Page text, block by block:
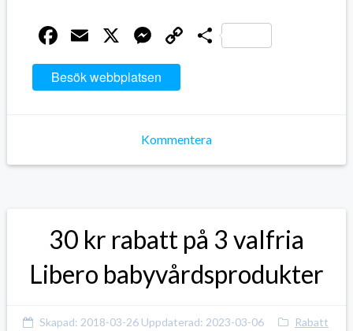
Facebook
Email
X Messenger
CopyDela
Besök webbplatsen
Kommentera
30 kr rabatt på 3 valfria
Libero babyvårdsprodukter
Skapad: 2018-03-26 Uppdaterad: 2023-03-06
Rabatt